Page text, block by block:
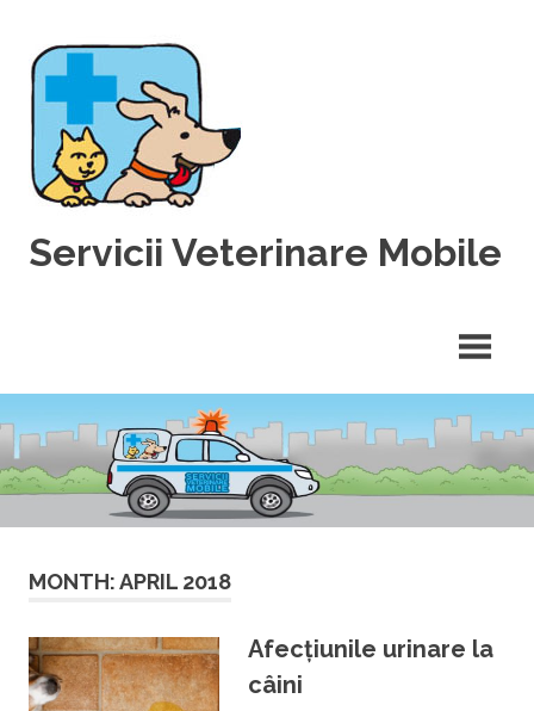
content
Servicii Veterinare Mobile
MONTH: APRIL 2018
Afecțiunile urinare la
câini